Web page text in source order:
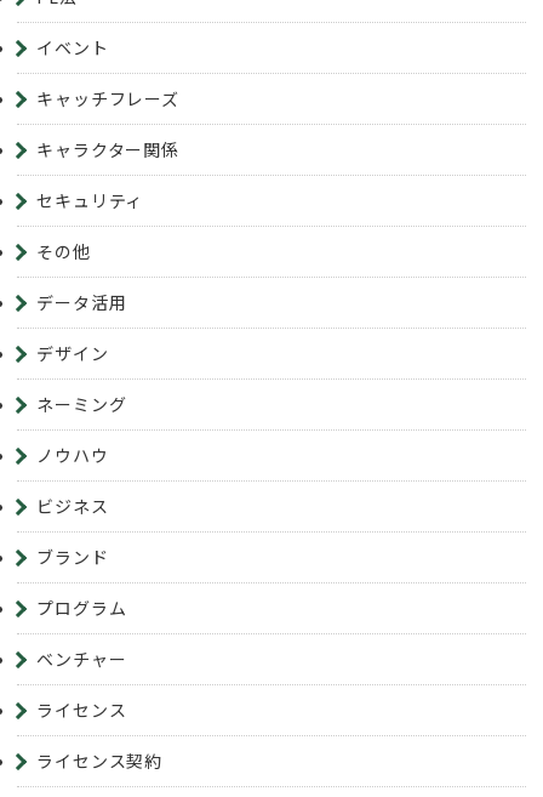
イベント
キャッチフレーズ
キャラクター関係
セキュリティ
その他
データ活用
デザイン
ネーミング
ノウハウ
ビジネス
ブランド
プログラム
ベンチャー
ライセンス
ライセンス契約